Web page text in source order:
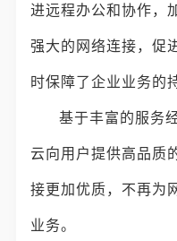
进远程办公和协作，
强大的网络连接，促
时保障了企业业务的
基于丰富的服务
云向用户提供高品质
接更加优质，不再为
业务。